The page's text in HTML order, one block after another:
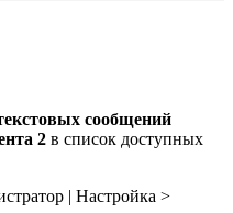
сообщений
2 в список доступных
| Настройка >